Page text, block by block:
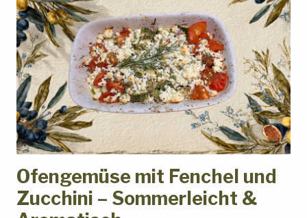
Ofengemüse mit Fenchel und
Zucchini – Sommerleicht &